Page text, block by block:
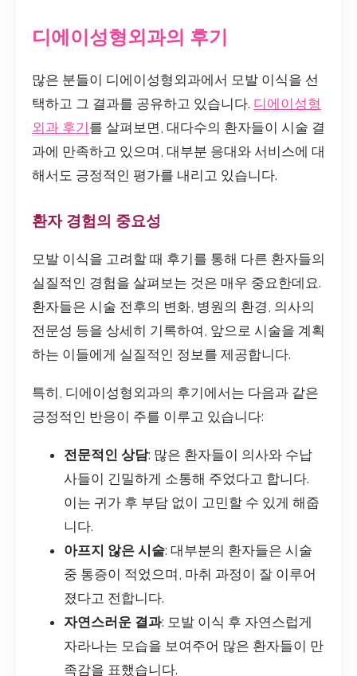
디에이성형외과의 후기
많은 분들이 디에이성형외과에서 모발 이식을 선
택하고 그 결과를 공유하고 있습니다. 디에이성형
외과 후기를 살펴보면, 대다수의 환자들이 시술 결
과에 만족하고 있으며, 대부분 응대와 서비스에 대
해서도 긍정적인 평가를 내리고 있습니다.
환자 경험의 중요성
모발 이식을 고려할 때 후기를 통해 다른 환자들의
실질적인 경험을 살펴보는 것은 매우 중요한데요.
환자들은 시술 전후의 변화, 병원의 환경, 의사의
전문성 등을 상세히 기록하여, 앞으로 시술을 계획
하는 이들에게 실질적인 정보를 제공합니다.
특히, 디에이성형외과의 후기에서는 다음과 같은
긍정적인 반응이 주를 이루고 있습니다:
전문적인 상담: 많은 환자들이 의사와 수납
사들이 긴밀하게 소통해 주었다고 합니다.
이는 귀가 후 부담 없이 고민할 수 있게 해줍
니다.
아프지 않은 시술: 대부분의 환자들은 시술
중 통증이 적었으며, 마취 과정이 잘 이루어
졌다고 전합니다.
자연스러운 결과: 모발 이식 후 자연스럽게
자라나는 모습을 보여주어 많은 환자들이 만
족감을 표했습니다.